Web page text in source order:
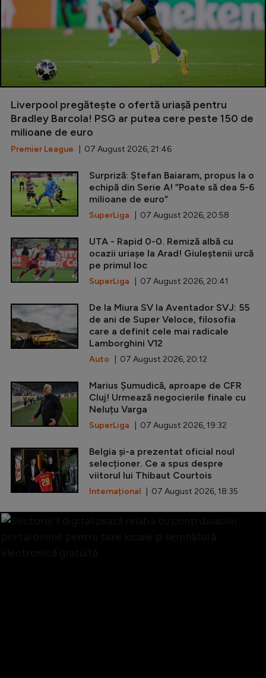
Liverpool pregătește o ofertă uriașă pentru
Bradley Barcola! PSG ar putea cere peste 150 de
milioane de euro
Premier League | 07 August 2026, 21:46
Surpriză: Ștefan Baiaram, propus la o
echipă din Serie A! ”Poate să dea 5-6
milioane de euro”
SuperLiga | 07 August 2026, 20:58
UTA - Rapid 0-0. Remiză albă cu
ocazii uriașe la Arad! Giuleștenii urcă
pe primul loc
SuperLiga | 07 August 2026, 20:41
De la Miura SV la Aventador SVJ: 55
de ani de Super Veloce, filosofia
care a definit cele mai radicale
Lamborghini V12
Auto | 07 August 2026, 20:12
Marius Șumudică, aproape de CFR
Cluj! Urmează negocierile finale cu
Neluțu Varga
SuperLiga | 07 August 2026, 19:32
Belgia și-a prezentat oficial noul
selecționer. Ce a spus despre
viitorul lui Thibaut Courtois
Internațional | 07 August 2026, 18:35